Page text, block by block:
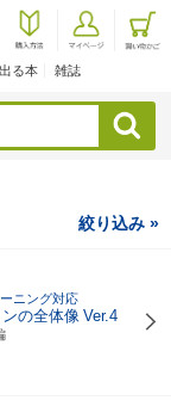
る本 雑誌
検索
絞り込み »
ニング対応
の全体像 Ver.4